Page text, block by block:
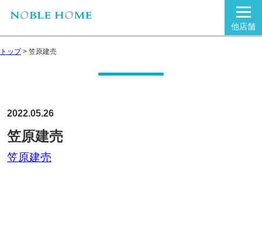
他店舗
トップ> 笠原建売
2022.05.26
笠原建売
笠原建売